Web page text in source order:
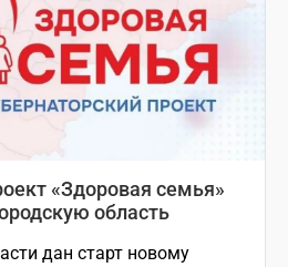
«Здоровая семья»
область
дан старт новому